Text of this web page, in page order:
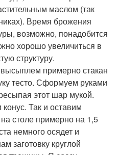
маслом (так
Время брожения
возможно, понадобится
хорошо увеличиться в
структуру.
примерно стакан
тесто. Сформуем руками
этот шар мукой.
Так и оставим
столе примерно на 1,5
немного осядет и
заготовку круглой